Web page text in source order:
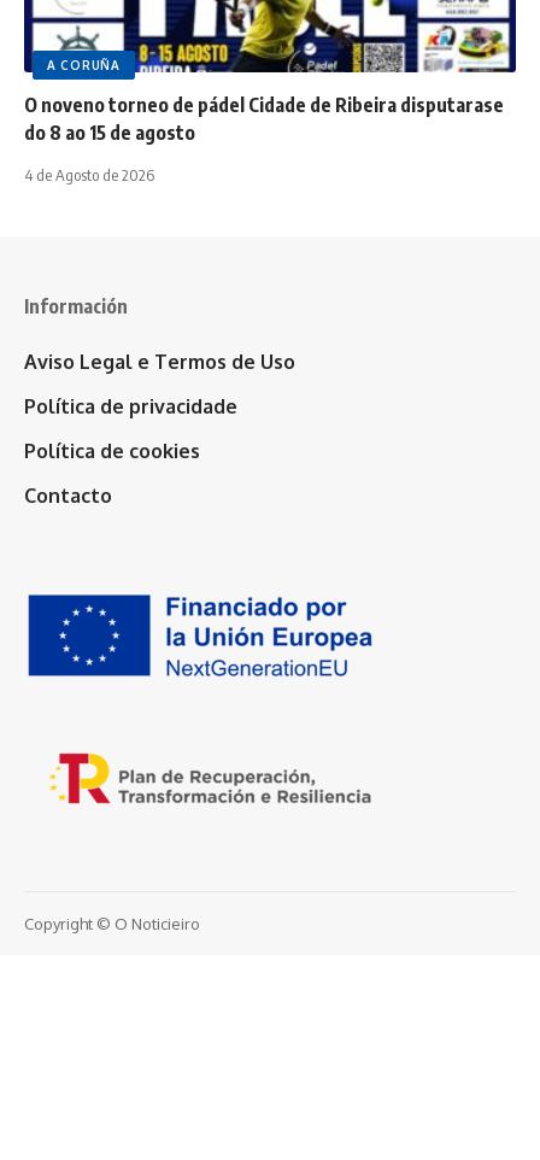
A CORUÑA
O noveno torneo de pádel Cidade de Ribeira disputarase
do 8 ao 15 de agosto
4 de Agosto de 2026
Información
Aviso Legal e Termos de Uso
Política de privacidade
Política de cookies
Contacto
Copyright © O Noticieiro